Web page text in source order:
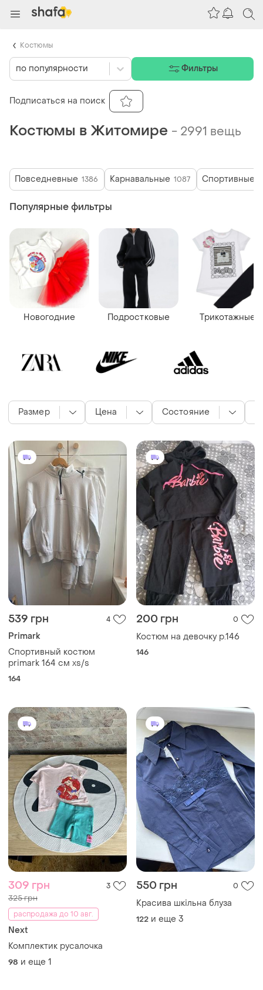
Костюмы в Житомире - 2991 вещь
539 грн 4
Primark
Спортивный костюм
primark 164 см xs/s
164
200 грн 0
Костюм на девочку р.146
146
309 грн 3
325 грн
распродажа до 10 авг.
Next
Комплектик русалочка
98 и еще 1
550 грн 0
Красива шкільна блуза
122 и еще 3
Повседневные 1386 Карнавальные 1087 Спортивные
Популярные фильтры
Новогодние Подростковые Трикотажные
Размер Цена Состояние
по популярности Фильтры
Подписаться на поиск
Костюмы